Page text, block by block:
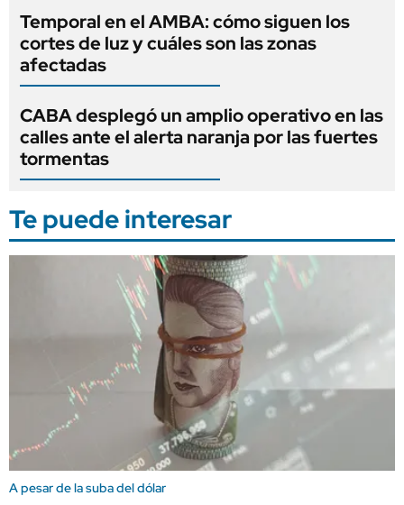
Temporal en el AMBA: cómo siguen los
cortes de luz y cuáles son las zonas
afectadas
CABA desplegó un amplio operativo en las
calles ante el alerta naranja por las fuertes
tormentas
Te puede interesar
A pesar de la suba del dólar